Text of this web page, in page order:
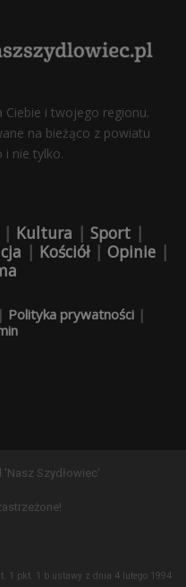
Ciebie i twojego regionu.
na bieżąco z powiatu
i nie tylko.
| Kultura | Sport |
| Kościół| Opinie |
Polityka prywatności|
'Nasz Szydłowiec'
1 pkt. 1 b ustawy z dnia 4 lutego 1994